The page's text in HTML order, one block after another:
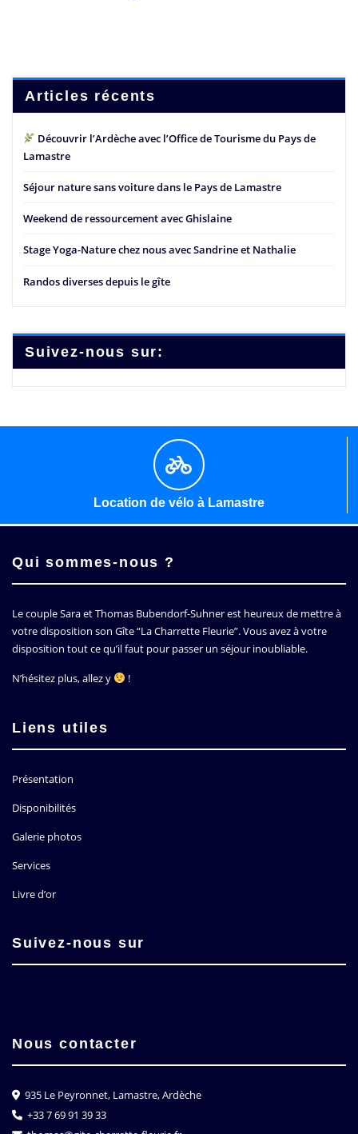
Articles récents
Découvrir l’Ardèche avec l’Office de Tourisme du Pays de
Lamastre
Séjour nature sans voiture dans le Pays de Lamastre
Weekend de ressourcement avec Ghislaine
Stage Yoga-Nature chez nous avec Sandrine et Nathalie
Randos diverses depuis le gîte
Suivez-nous sur:
Location de vélo à Lamastre
Qui sommes-nous ?
Le couple Sara et Thomas Bubendorf-Suhner est heureux de mettre à
votre disposition son Gîte La Charrette Fleurie . Vous avez à votre
disposition tout ce qu’il faut pour passer un séjour inoubliable.
N’hésitez plus, allez y !
Liens utiles
Présentation
Disponibilités
Galerie photos
Services
Livre d’or
Suivez-nous sur
Nous contacter
935 Le Peyronnet, Lamastre, Ardèche
+33 7 69 91 39 33